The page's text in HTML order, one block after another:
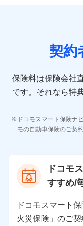
険契約に関する
者の氏名、住所
報、建物の構造
齢などの情報な
【共同して利用す
当社
当社又は株式会
スにおけるユー
を受けている保
情報を提供する
ため、またそれ
契約
保険料は保険会社
です。 それなら特
ドコモスマート保険ナ
モの自動車保険のご契
ドコモ
すすめ/
ドコモスマート
火災保険」のご契